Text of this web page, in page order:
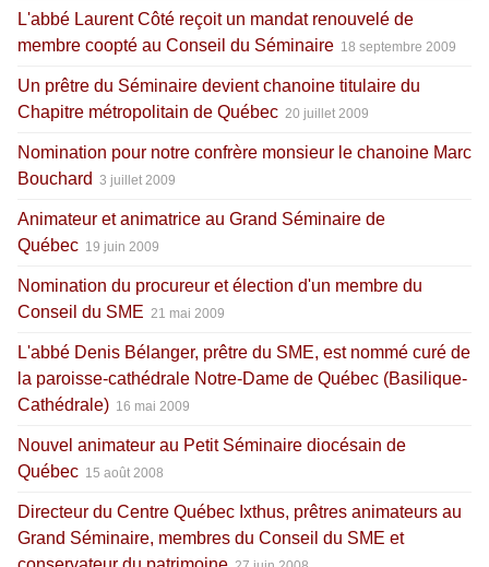
L'abbé Laurent Côté reçoit un mandat renouvelé de
membre coopté au Conseil du Séminaire 18 septembre 2009
Un prêtre du Séminaire devient chanoine titulaire du
Chapitre métropolitain de Québec 20 juillet 2009
Nomination pour notre confrère monsieur le chanoine Marc
Bouchard 3 juillet 2009
Animateur et animatrice au Grand Séminaire de
Québec 19 juin 2009
Nomination du procureur et élection d'un membre du
Conseil du SME 21 mai 2009
L'abbé Denis Bélanger, prêtre du SME, est nommé curé de
la paroisse-cathédrale Notre-Dame de Québec (Basilique-
Cathédrale) 16 mai 2009
Nouvel animateur au Petit Séminaire diocésain de
Québec 15 août 2008
Directeur du Centre Québec Ixthus, prêtres animateurs au
Grand Séminaire, membres du Conseil du SME et